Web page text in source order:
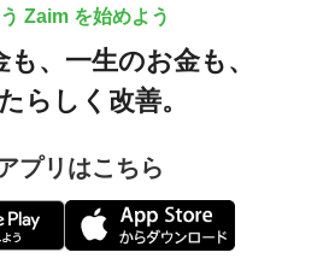
Zaim を始めよう
、 一生のお金も、
らしく改善。
プリはこちら